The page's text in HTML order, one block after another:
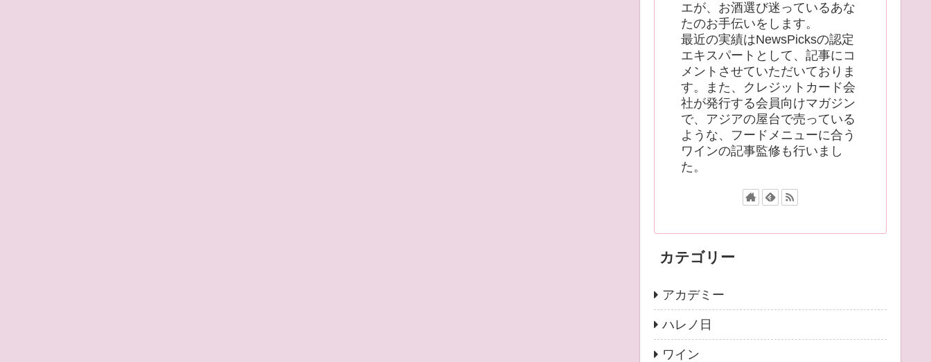
エが、お酒選び迷っているあな
たのお手伝いをします。
最近の実績はNewsPicksの認定
エキスパートとして、記事にコ
メントさせていただいておりま
す。また、クレジットカード会
社が発行する会員向けマガジン
で、アジアの屋台で売っている
ような、フードメニューに合う
ワインの記事監修も行いまし
た。
カテゴリー
アカデミー
ハレノ日
ワイン